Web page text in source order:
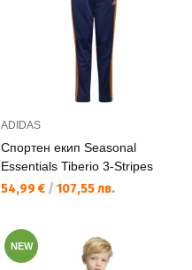
ADIDAS
Спортен екип Seasonal
Essentials Tiberio 3-Stripes
Текуща цена:
54,99 € / 107,55 лв.
NEW